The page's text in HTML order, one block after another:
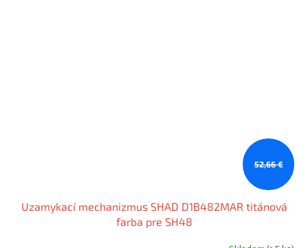
52,66 €
Uzamykací mechanizmus SHAD D1B482MAR titánová
farba pre SH48